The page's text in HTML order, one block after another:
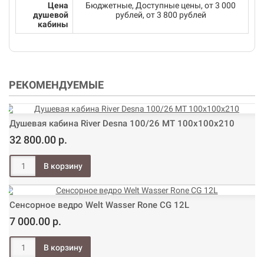
Цена
душевой
кабины
Бюджетные, Доступные цены, от 3 000
рублей, от 3 800 рублей
РЕКОМЕНДУЕМЫЕ
Душевая кабина River Desna 100/26 МТ 100х100х210
32 800.00 р.
Сенсорное ведро Welt Wasser Rone CG 12L
7 000.00 р.